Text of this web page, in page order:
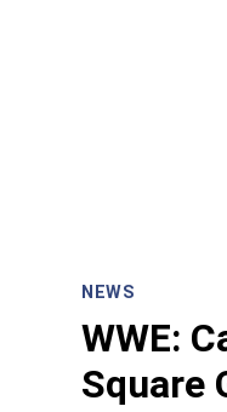
NEWS
WWE:
Square